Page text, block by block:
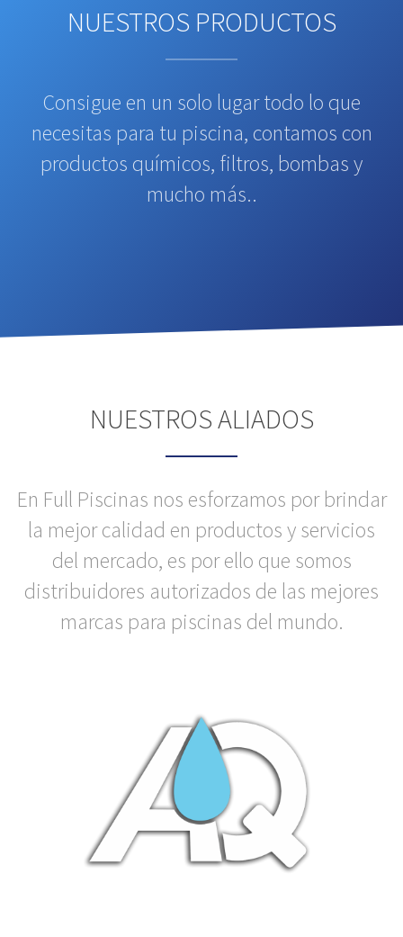
NUESTROS PRODUCTOS
Consigue en un solo lugar todo lo que
necesitas para tu piscina, contamos con
productos químicos, filtros, bombas y
mucho más..
NUESTROS ALIADOS
En Full Piscinas nos esforzamos por brindar
la mejor calidad en productos y servicios
del mercado, es por ello que somos
distribuidores autorizados de las mejores
marcas para piscinas del mundo.